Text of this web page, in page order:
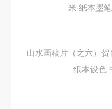
米 纸本墨
山水画稿片（之六）贺
纸本设色